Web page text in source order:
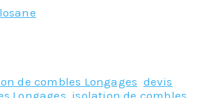
de combles Longages devis